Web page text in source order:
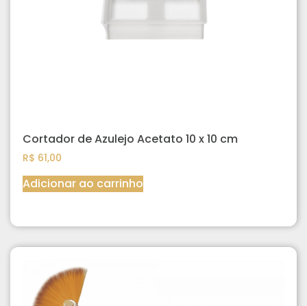
Cortador de Azulejo Acetato 10 x 10 cm
R$ 61,00
Adicionar ao carrinho